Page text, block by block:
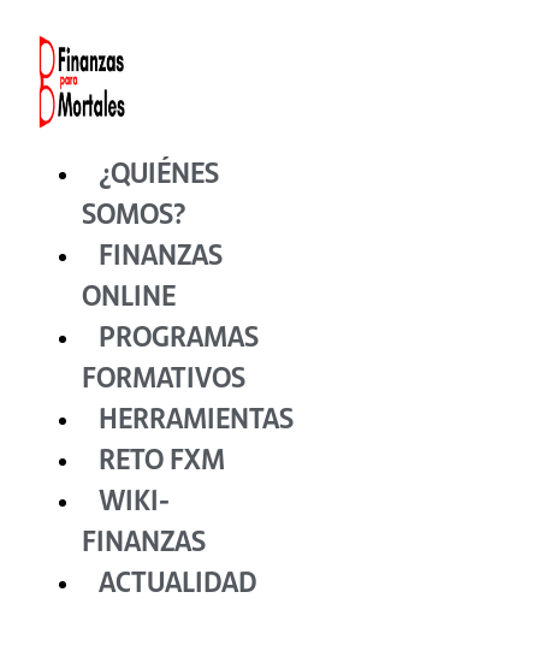
contenido
¿QUIÉNES
SOMOS?
FINANZAS
ONLINE
PROGRAMAS
FORMATIVOS
HERRAMIENTAS
RETO FXM
WIKI-
FINANZAS
ACTUALIDAD